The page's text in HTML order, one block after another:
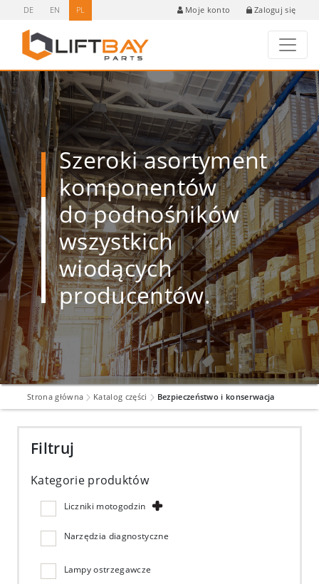
DE EN PL Moje konto Zaloguj się
Szeroki asortyment
komponentów
do podnośników
wszystkich
wiodących
producentów.
Strona główna Katalog części Bezpieczeństwo i konserwacja
Filtruj
Kategorie produktów
Liczniki motogodzin
Narzędzia diagnostyczne
Lampy ostrzegawcze